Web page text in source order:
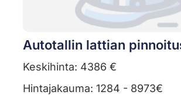
Autotallin lattian
Keskihinta: 4386 €
Hintajakauma: 1284 - 8973€